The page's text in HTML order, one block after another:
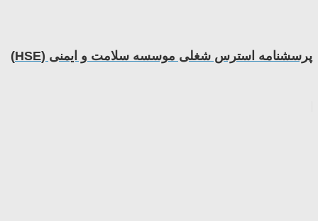
پرسشنامه استرس شغلی موسسه سلامت و ایمنی (HSE)